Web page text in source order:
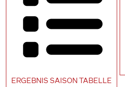
ERGEBNIS SAISON TABELLE